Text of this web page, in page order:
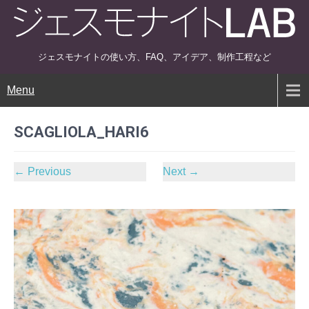
ジェスモナイトの使い方、FAQ、アイデア、制作工程など
Menu
SCAGLIOLA_HARI6
← Previous Next →